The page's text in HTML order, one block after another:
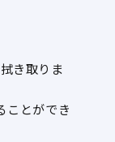
き取りま
ことができ